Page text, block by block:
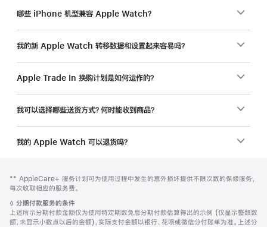
哪些 iPhone 机型兼容 Apple Watch？
我的新 Apple Watch 转移数据和设置起来容易吗？
Apple Trade In 换购计划是如何运作的？
我可以选择哪些送货方式？何时能收到商品？
我的 Apple Watch 可以退货吗？
页
页
脚
脚
注
** AppleCare+ 服务计划可为使用过程中发生的意外损坏提供不限次数的保修服务，
每次收取相应的服务费。
脚
注
◊ 分期付款服务的条件
上述所示分期付款金额仅为使用特定期数免息分期付款估算得出的示例 (仅显示整数数
额，未显示小数点以后的金额)，实际支付金额以银行、花呗或微信分付账单为准。上述分